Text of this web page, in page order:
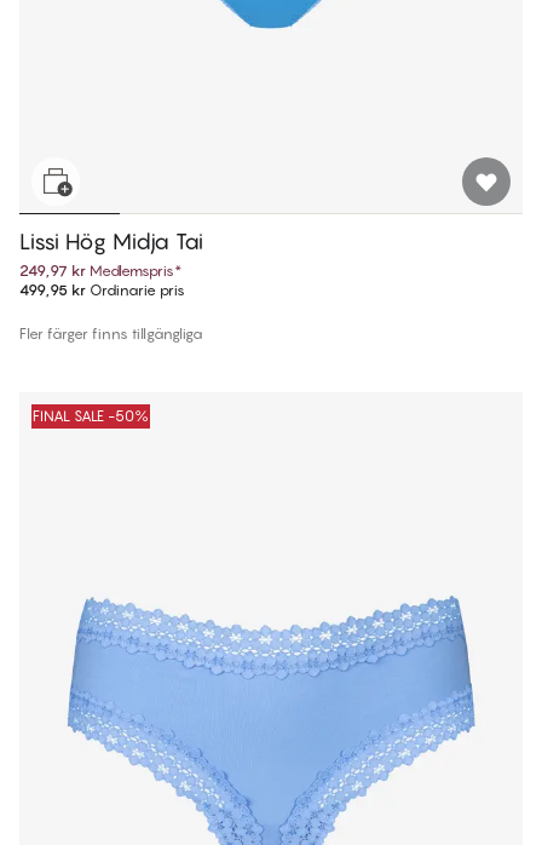
Lissi Hög Midja Tai
249,97 kr Medlemspris*
499,95 kr Ordinarie pris
Fler färger finns tillgängliga
FINAL SALE -50%